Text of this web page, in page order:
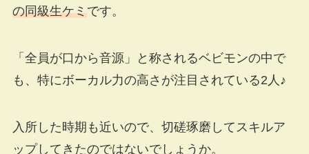
の同級生ケミです。
「全員が口から音源」と称されるベビモンの中で
も、特にボーカル力の高さが注目されている2人♪
入所した時期も近いので、切磋琢磨してスキルア
ップしてきたのではないでしょうか。